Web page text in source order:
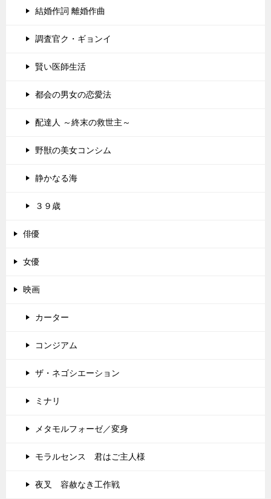
結婚作詞 離婚作曲
調査官ク・ギョンイ
賢い医師生活
都会の男女の恋愛法
配達人 ～終末の救世主～
野獣の美女コンシム
静かなる海
３９歳
俳優
女優
映画
カーター
コンジアム
ザ・ネゴシエーション
ミナリ
メタモルフォーゼ／変身
モラルセンス 君はご主人様
夜叉 容赦なき工作戦